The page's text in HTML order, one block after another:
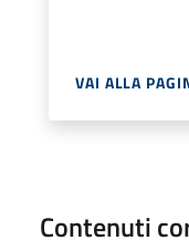
VAI ALLA
Contenuti